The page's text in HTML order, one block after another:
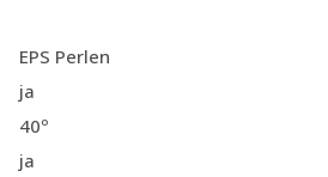
EPS Perlen
ja
40º
ja